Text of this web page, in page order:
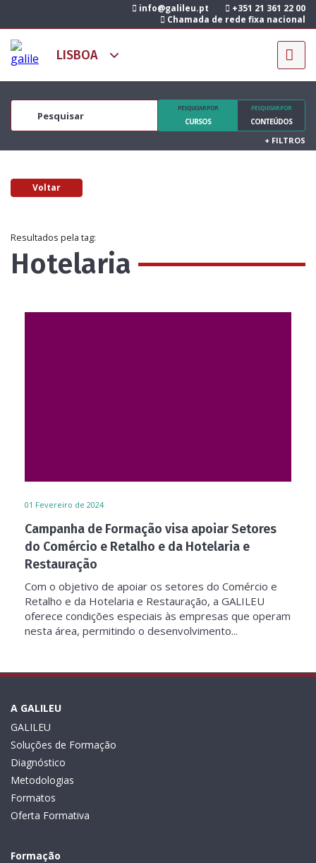
info@galileu.pt
+351 21 361 22 00
Chamada de rede fixa nacional
PESQUISAR POR
CURSOS
PESQUISAR POR
CONTEÚDOS
+ FILTROS
Voltar
Resultados pela tag:
Hotelaria
01 Fevereiro de 2024
Campanha de Formação visa apoiar Setores
do Comércio e Retalho e da Hotelaria e
Restauração
Com o objetivo de apoiar os setores do Comércio e
Retalho e da Hotelaria e Restauração, a GALILEU
oferece condições especiais às empresas que operam
nesta área, permitindo o desenvolvimento...
A GALILEU
GALILEU
Soluções de Formação
Diagnóstico
Metodologias
Formatos
Oferta Formativa
Formação